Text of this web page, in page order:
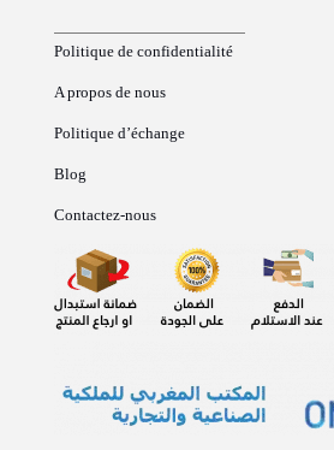
Politique de confidentialité
A propos de nous
Politique d’échange
Blog
Contactez-nous